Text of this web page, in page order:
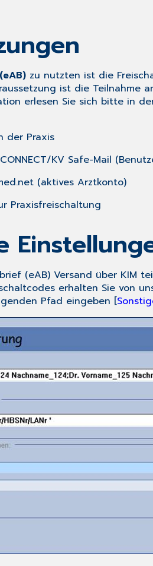
zu nutzten ist die
ist die Teilnahme
erlesen Sie sich bitte in
der Praxis
KV Safe-Mail
(aktives Arztkonto)
Praxisfreischaltung
(eAB) Versand über KIM
erhalten Sie von
Pfad eingeben [